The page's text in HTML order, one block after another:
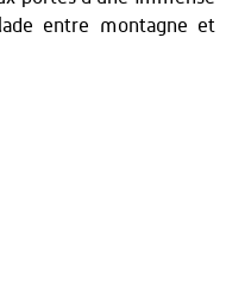
entre montagne et